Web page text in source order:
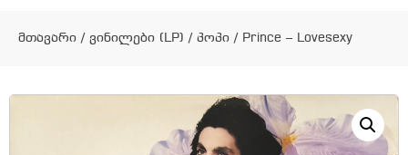
მთავარი / ვინილები (LP) / პოპი / Prince – Lovesexy